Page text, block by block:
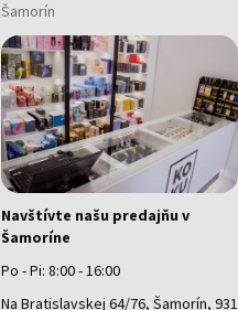
Šamorín
Navštívte našu predajňu v
Šamoríne
Po - Pi: 8:00 - 16:00
Na Bratislavskej 64/76, Šamorín, 931